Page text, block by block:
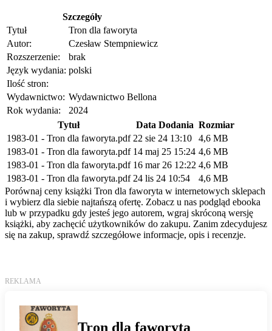
Szczegóły
Tytuł
Tron dla faworyta
Autor:
Czesław Stempniewicz
Rozszerzenie:
brak
Język wydania: polski
Ilość stron:
Wydawnictwo: Wydawnictwo Bellona
Rok wydania:
2024
Tytuł
Data Dodania Rozmiar
1983-01 - Tron dla faworyta.pdf 22 sie 24 13:10
4,6 MB
1983-01 - Tron dla faworyta.pdf 14 maj 25 15:24 4,6 MB
1983-01 - Tron dla faworyta.pdf 16 mar 26 12:22 4,6 MB
1983-01 - Tron dla faworyta.pdf 24 lis 24 10:54
4,6 MB
Porównaj ceny książki Tron dla faworyta w internetowych sklepach
i wybierz dla siebie najtańszą ofertę. Zobacz u nas podgląd ebooka
lub w przypadku gdy jesteś jego autorem, wgraj skróconą wersję
książki, aby zachęcić użytkowników do zakupu. Zanim zdecydujesz
się na zakup, sprawdź szczegółowe informacje, opis i recenzje.